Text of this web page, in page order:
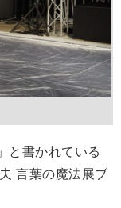
と書かれている
言葉の魔法展ブ